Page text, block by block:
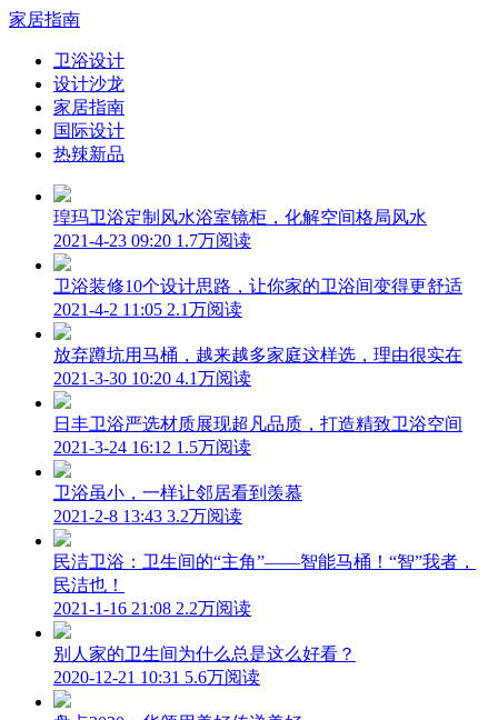
家居指南
卫浴设计
设计沙龙
家居指南
国际设计
热辣新品
瑝玛卫浴定制风水浴室镜柜，化解空间格局风水
2021-4-23 09:20 1.7万阅读
卫浴装修10个设计思路，让你家的卫浴间变得更舒适
2021-4-2 11:05 2.1万阅读
放弃蹲坑用马桶，越来越多家庭这样选，理由很实在
2021-3-30 10:20 4.1万阅读
日丰卫浴严选材质展现超凡品质，打造精致卫浴空间
2021-3-24 16:12 1.5万阅读
卫浴虽小，一样让邻居看到羡慕
2021-2-8 13:43 3.2万阅读
民洁卫浴：卫生间的“主角”——智能马桶！“智”我者，
民洁也！
2021-1-16 21:08 2.2万阅读
别人家的卫生间为什么总是这么好看？
2020-12-21 10:31 5.6万阅读